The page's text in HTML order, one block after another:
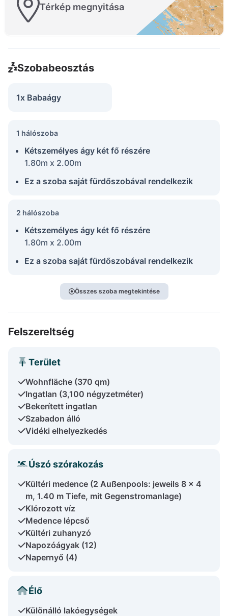
Térkép megnyitása
Szobabeosztás
1x Babaágy
1 hálószoba
Kétszemélyes ágy két fő részére
1.80m x 2.00m
Ez a szoba saját fürdőszobával rendelkezik
2 hálószoba
Kétszemélyes ágy két fő részére
1.80m x 2.00m
Ez a szoba saját fürdőszobával rendelkezik
Összes szoba megtekintése
Felszereltség
Terület
Wohnfläche (370 qm)
Ingatlan (3,100 négyzetméter)
Bekerített ingatlan
Szabadon álló
Vidéki elhelyezkedés
Úszó szórakozás
Kültéri medence (2 Außenpools: jeweils 8 x 4
m, 1.40 m Tiefe, mit Gegenstromanlage)
Klórozott víz
Medence lépcső
Kültéri zuhanyzó
Napozóágyak (12)
Napernyő (4)
Élő
Különálló lakóegységek